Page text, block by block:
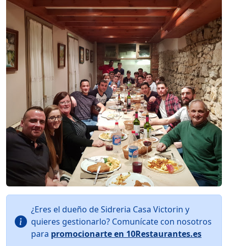
¿Eres el dueño de Sidreria Casa Victorin y
quieres gestionarlo? Comunícate con nosotros
para promocionarte en 10Restaurantes.es